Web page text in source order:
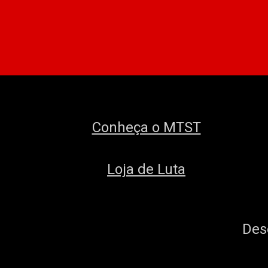
Conheça o MTST
Loja de Luta